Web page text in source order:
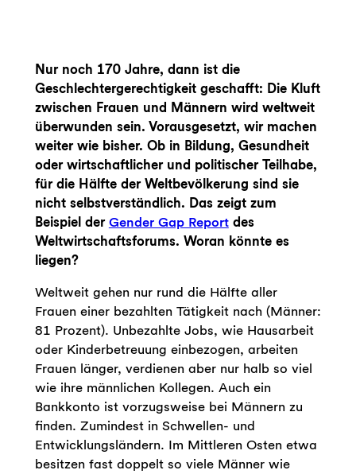
Nur noch 170 Jahre, dann ist die
Geschlechtergerechtigkeit geschafft: Die Kluft
zwischen Frauen und Männern wird weltweit
überwunden sein. Vorausgesetzt, wir machen
weiter wie bisher. Ob in Bildung, Gesundheit
oder wirtschaftlicher und politischer Teilhabe,
für die Hälfte der Weltbevölkerung sind sie
nicht selbstverständlich. Das zeigt zum
Beispiel der Gender Gap Reportdes
Weltwirtschaftsforums. Woran könnte es
liegen?
Weltweit gehen nur rund die Hälfte aller
Frauen einer bezahlten Tätigkeit nach (Männer:
81 Prozent). Unbezahlte Jobs, wie Hausarbeit
oder Kinderbetreuung einbezogen, arbeiten
Frauen länger, verdienen aber nur halb so viel
wie ihre männlichen Kollegen. Auch ein
Bankkonto ist vorzugsweise bei Männern zu
finden. Zumindest in Schwellen- und
Entwicklungsländern. Im Mittleren Osten etwa
besitzen fast doppelt so viele Männer wie